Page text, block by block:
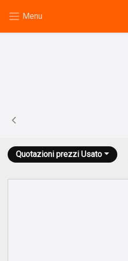
Quotazioni prezzi Usato